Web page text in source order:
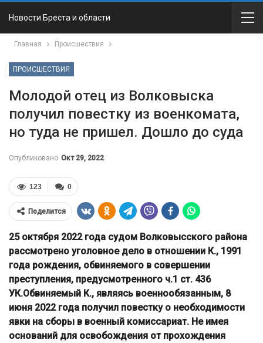
Новости Бреста и области
Главная Происшествия
ПРОИСШЕСТВИЯ
Молодой отец из Волковыска
получил повестку из военкомата,
но туда не пришел. Дошло до суда
Опубликовано Окт 29, 2022
0
123
Поделится
25 октября 2022 года судом Волковысского района
рассмотрено уголовное дело в отношении К., 1991
года рождения, обвиняемого в совершении
преступления, предусмотренного ч.1 ст. 436
УК.Обвиняемый К., являясь военнообязанным, 8
июня 2022 года получил повестку о необходимости
явки на сборы в военный комиссариат. Не имея
оснований для освобождения от прохождения